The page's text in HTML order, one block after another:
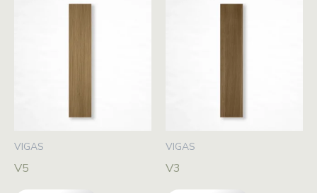
VIGAS
V5
VIGAS
V3